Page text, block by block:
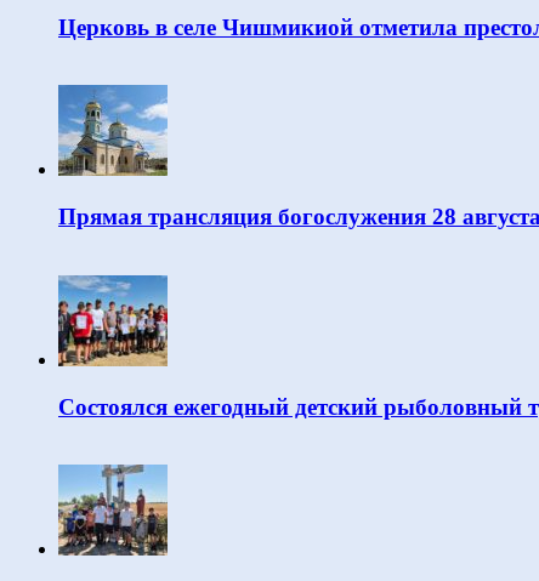
Церковь в селе Чишмикиой отметила
Прямая трансляция богослужения 28
Состоялся ежегодный детский рыболовный